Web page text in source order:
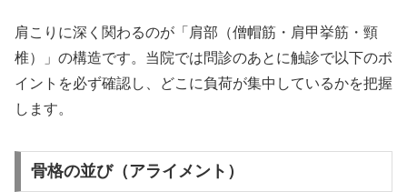
肩こりに深く関わるのが「肩部（僧帽筋・肩甲挙筋・頸
椎）」の構造です。当院では問診のあとに触診で以下のポ
イントを必ず確認し、どこに負荷が集中しているかを把握
します。
骨格の並び（アライメント）